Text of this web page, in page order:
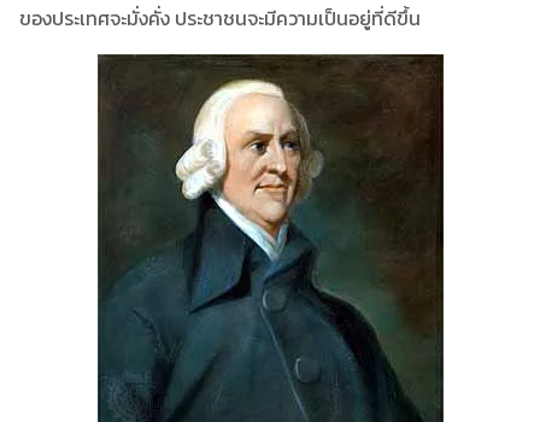
ของประเทศจะมั่งคั่ง ประชาชนจะมีความเป็นอยู่ที่ดีขึ้น